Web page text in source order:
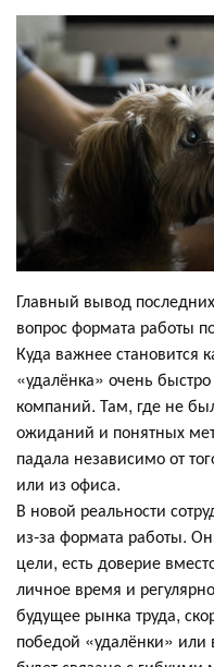
Главный вывод
вопрос формата работы
Куда важнее становится
«удалёнка» очень
компаний. Там, где не
ожиданий и понятных
падала независимо от
или из офиса.
В новой реальности
из-за формата работы.
цели, есть доверие
личное время и
будущее рынка труда,
победой «удалёнки»